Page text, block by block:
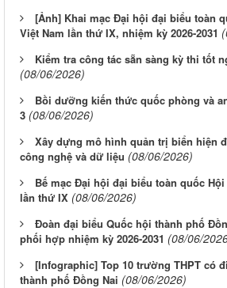
[Ảnh] Khai mạc Đại hội đại biểu toàn
Việt Nam lần thứ IX, nhiệm kỳ 2026-2031
Kiểm tra công tác sẵn sàng kỳ thi tốt
(08/06/2026)
Bồi dưỡng kiến thức quốc phòng và
3 (08/06/2026)
Xây dựng mô hình quản trị biển hiện
công nghệ và dữ liệu (08/06/2026)
Bế mạc Đại hội đại biểu toàn quốc
lần thứ IX (08/06/2026)
Đoàn đại biểu Quốc hội thành phố
phối hợp nhiệm kỳ 2026-2031 (08/06/
[Infographic] Top 10 trường THPT có
thành phố Đồng Nai (08/06/2026)